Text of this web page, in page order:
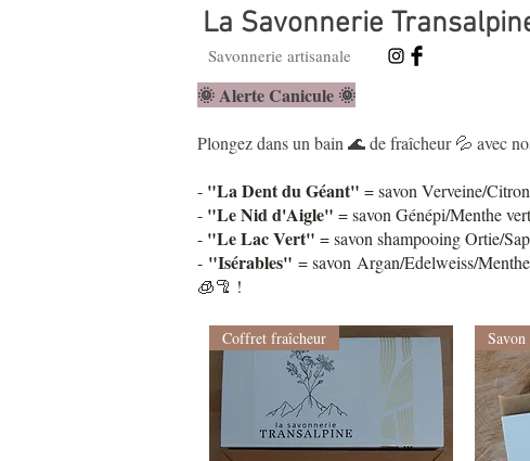
La Savonnerie
Savonnerie artisanale
🌞 Alerte Canicule ​🌞
Plongez dans un bain 🌊 de fraîcheur 💦 avec
- "La Dent du Géant" = savon Verveine/
- "Le Nid d'Aigle" = savon Génépi/Menthe
- "Le Lac Vert" = savon shampooing Ortie/
- "Isérables" = savon Argan/Edelweiss/
🧊🦿 !
Coffret fraîcheur